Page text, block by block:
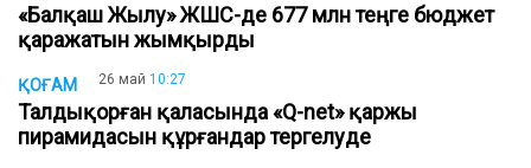
«Балқаш Жылу» ЖШС-де 677 млн теңге бюджет
қаражатын жымқырды
ҚОҒАМ 26 май 10:27
Талдықорған қаласында «Q-net» қаржы
пирамидасын құрғандар тергелуде